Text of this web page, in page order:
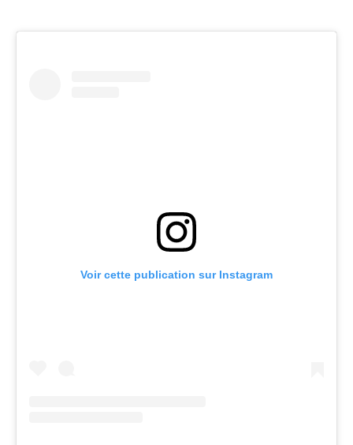
Voir cette publication sur Instagram